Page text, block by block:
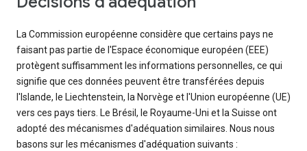
La Commission européenne considère que certains pays ne
faisant pas partie de l'Espace économique européen (EEE)
protègent suffisamment les informations personnelles, ce qui
signifie que ces données peuvent être transférées depuis
l'Islande, le Liechtenstein, la Norvège et l'Union européenne (UE)
vers ces pays tiers. Le Brésil, le Royaume-Uni et la Suisse ont
adopté des mécanismes d'adéquation similaires. Nous nous
basons sur les mécanismes d'adéquation suivants :